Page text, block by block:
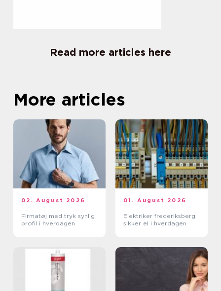
Read more articles here
More articles
02. August 2026
Firmatøj med tryk synlig
profil i hverdagen
01. August 2026
Elektriker frederiksberg:
sikker el i hverdagen